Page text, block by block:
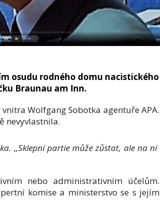
osudu rodného domu nacistického
Braunau am Inn.
Wolfgang Sobotka agentuře APA.
nevyvlastnila.
,,Sklepní partie může zůstat, ale na ní
nebo administrativním účelům.
komise a ministerstvo se s jejím